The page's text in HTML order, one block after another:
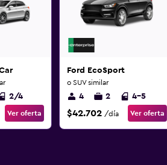
2/4
Ver oferta
Ford EcoSport
o SUV similar
4 2 4-5
$42.702 /día Ver oferta